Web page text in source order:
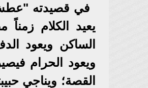
في قصيدته "عطش
يعيد الكلام
الساكن ويعود
ويعود الحرام
القصة؛ ويناجي